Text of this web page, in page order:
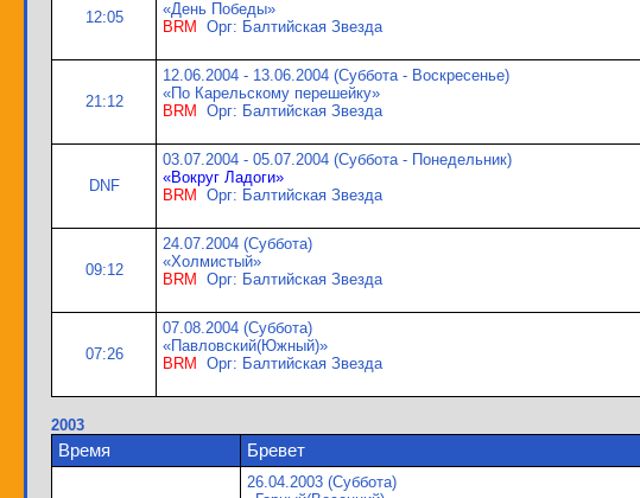
12:05
«День Победы»
BRM
Орг: Балтийская Звезда
21:12
12.06.2004 - 13.06.2004 (Суббота - Воскресенье)
«По Карельскому перешейку»
BRM
Орг: Балтийская Звезда
DNF
03.07.2004 - 05.07.2004 (Суббота - Понедельник)
«Вокруг Ладоги»
BRM
Орг: Балтийская Звезда
09:12
24.07.2004 (Суббота)
«Холмистый»
BRM
Орг: Балтийская Звезда
07:26
07.08.2004 (Суббота)
«Павловский(Южный)»
BRM
Орг: Балтийская Звезда
2003
Время Бревет
26.04.2003 (Суббота)